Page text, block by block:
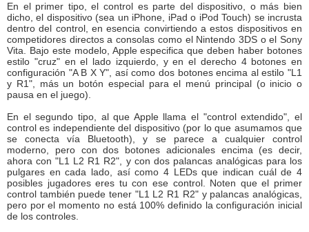
En el primer tipo, el control es parte del dispositivo, o más bien
dicho, el dispositivo (sea un iPhone, iPad o iPod Touch) se incrusta
dentro del control, en esencia convirtiendo a estos dispositivos en
competidores directos a consolas como el Nintendo 3DS o el Sony
Vita. Bajo este modelo, Apple especifica que deben haber botones
estilo "cruz" en el lado izquierdo, y en el derecho 4 botones en
configuración "A B X Y", así como dos botones encima al estilo "L1
y R1", más un botón especial para el menú principal (o inicio o
pausa en el juego).
En el segundo tipo, al que Apple llama el "control extendido", el
control es independiente del dispositivo (por lo que asumamos que
se conecta vía Bluetooth), y se parece a cualquier control
moderno, pero con dos botones adicionales encima (es decir,
ahora con "L1 L2 R1 R2", y con dos palancas analógicas para los
pulgares en cada lado, así como 4 LEDs que indican cuál de 4
posibles jugadores eres tu con ese control. Noten que el primer
control también puede tener "L1 L2 R1 R2" y palancas analógicas,
pero por el momento no está 100% definido la configuración inicial
de los controles.